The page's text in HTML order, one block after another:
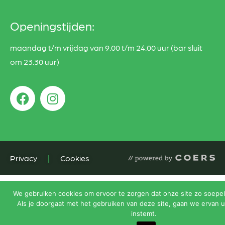
Openingstijden:
maandag t/m vrijdag van 9.00 t/m 24.00 uur (bar sluit
om 23.30 uur)
Privacy | Cookies
We gebruiken cookies om ervoor te zorgen dat onze site zo
Als je doorgaat met het gebruiken van deze site, gaan we ervan
instemt.